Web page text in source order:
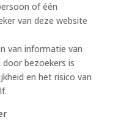
of één
van deze website
van informatie van
bezoekers is
en het risico van